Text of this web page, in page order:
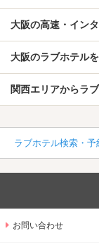
大阪の高速・イン
大阪のラブホテル
関西エリアからラ
ラブホテル検索・
お問い合わせ